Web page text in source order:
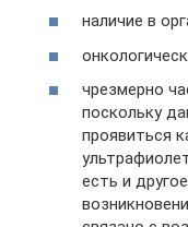
наличие в
чрезмерно
поскольку
проявиться
есть и